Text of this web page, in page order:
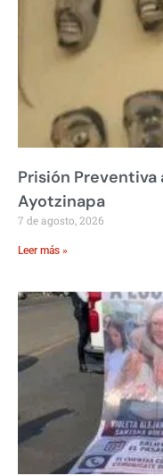
Prisión Preventiva
Ayotzinapa
7 de agosto, 2026
Leer más »